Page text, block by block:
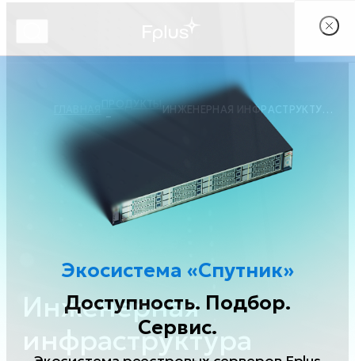
ПРОДУКТЫ
Инженерная
инфраструктура
Экосистема «Спутник»
Доступность. Подбор.
Сервис.